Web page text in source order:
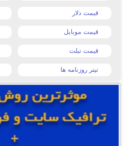
قیمت دلار
قیمت موبایل
قیمت تبلت
تیتر روزنامه ها